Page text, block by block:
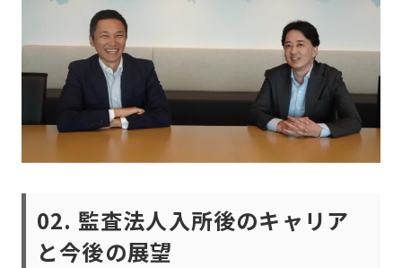
02. 監査法人入所後のキャリア
と今後の展望